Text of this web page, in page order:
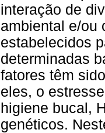
interação de
ambiental e/ou
estabelecidos
determinadas
fatores têm
eles, o
higiene bucal,
genéticos.